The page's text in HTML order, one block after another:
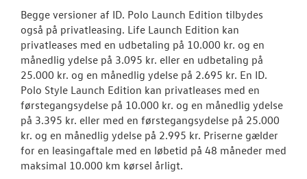
Begge versioner af ID. Polo Launch Edition tilbydes
også på privatleasing. Life Launch Edition kan
privatleases med en udbetaling på 10.000 kr. og en
månedlig ydelse på 3.095 kr. eller en udbetaling på
25.000 kr. og en månedlig ydelse på 2.695 kr. En ID.
Polo Style Launch Edition kan privatleases med en
førstegangsydelse på 10.000 kr. og en månedlig ydelse
på 3.395 kr. eller med en førstegangsydelse på 25.000
kr. og en månedlig ydelse på 2.995 kr. Priserne gælder
for en leasingaftale med en løbetid på 48 måneder med
maksimal 10.000 km kørsel årligt.